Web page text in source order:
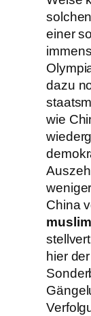
einer
dazu
wie
China
hier der